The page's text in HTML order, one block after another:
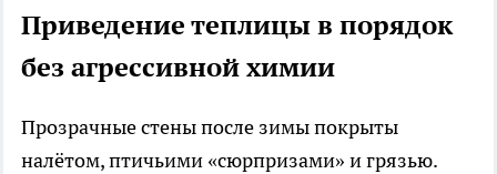
Приведение теплицы в порядок
без агрессивной химии
Прозрачные стены после зимы покрыты
налётом, птичьими «сюрпризами» и грязью.